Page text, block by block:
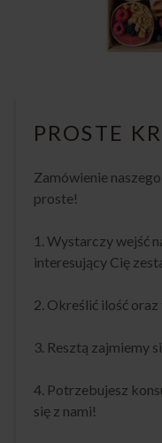
PROSTE
Zamówienie
proste!
1. Wystarczy wejść
interesujący Cię
2. Określić ilość
3. Resztą zajmiemy
4. Potrzebujesz
się z nami!